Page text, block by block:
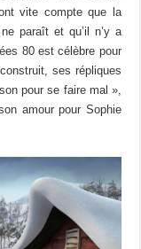
vite compte que la
paraît et qu’il n’y a
80 est célèbre pour
ses répliques
pour se faire mal »,
amour pour Sophie